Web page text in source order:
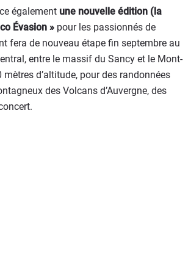
également une nouvelle édition (la
Évasion » pour les passionnés de
fera de nouveau étape fin septembre au
entre le massif du Sancy et le Mont-
mètres d’altitude, pour des randonnées
des Volcans d’Auvergne, des